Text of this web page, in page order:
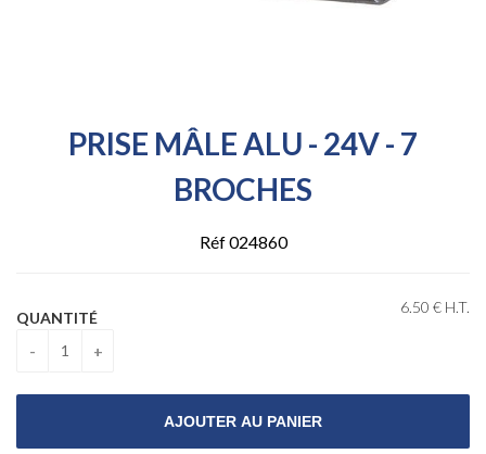
PRISE MÂLE ALU - 24V - 7
BROCHES
Réf 024860
6.50 € H.T.
QUANTITÉ